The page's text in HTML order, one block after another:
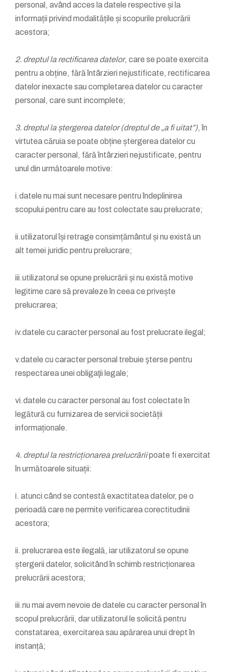
personal, având acces la datele respective și la
informații privind modalitățile și scopurile prelucrării
acestora;
2. dreptul la rectificarea datelor, care se poate exercita
pentru a obține, fără întârzieri nejustificate, rectificarea
datelor inexacte sau completarea datelor cu caracter
personal, care sunt incomplete;
3. dreptul la ștergerea datelor (dreptul de „a fi uitat”), în
virtutea căruia se poate obține ștergerea datelor cu
caracter personal, fără întârzieri nejustificate, pentru
unul din următoarele motive:
i.datele nu mai sunt necesare pentru îndeplinirea
scopului pentru care au fost colectate sau prelucrate;
ii.utilizatorul își retrage consimțământul și nu există un
alt temei juridic pentru prelucrare;
iii.utilizatorul se opune prelucrării și nu există motive
legitime care să prevaleze în ceea ce privește
prelucrarea;
iv.datele cu caracter personal au fost prelucrate ilegal;
v.datele cu caracter personal trebuie şterse pentru
respectarea unei obligaţii legale;
vi.datele cu caracter personal au fost colectate în
legătură cu furnizarea de servicii societății
informaționale.
4. dreptul la restricționarea prelucrăriipoate fi exercitat
în următoarele situații:
i. atunci când se contestă exactitatea datelor, pe o
perioadă care ne permite verificarea corectitudinii
acestora;
ii. prelucrarea este ilegală, iar utilizatorul se opune
ștergerii datelor, solicitând în schimb restricționarea
prelucrării acestora;
iii.nu mai avem nevoie de datele cu caracter personal în
scopul prelucrării, dar utilizatorul le solicită pentru
constatarea, exercitarea sau apărarea unui drept în
instanță;